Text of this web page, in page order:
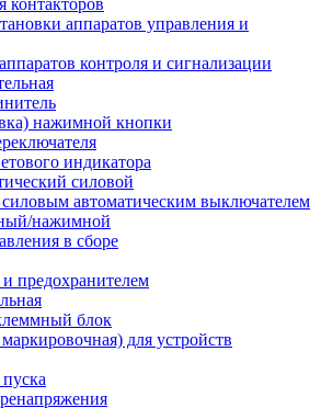
контакторов
аппаратов управления и
контроля и сигнализации
нажимной кнопки
индикатора
силовой
силовым автоматическим выключателем
нажимной
в сборе
предохранителем
блок
для устройств